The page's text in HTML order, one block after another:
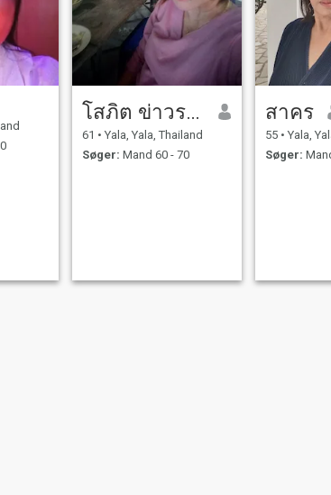
โสภิต ข่าวระนอง
61 • Yala, Yala, Thailand
Søger: Mand 60 - 70
สาคร
55 • Yala,
Søger: